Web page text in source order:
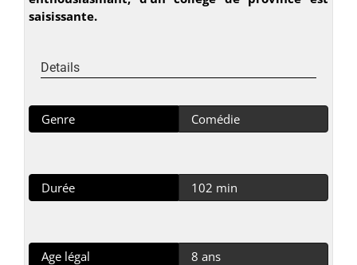
saisissante.
Details
Genre Comédie
Durée 102 min
Age légal 8 ans